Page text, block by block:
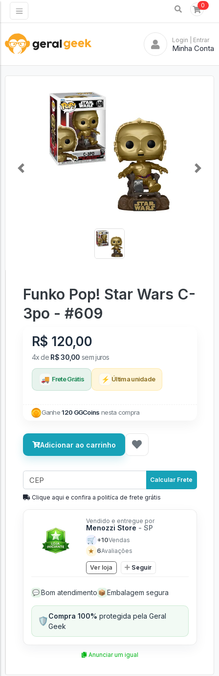
0
Login | Entrar
Minha Conta
Previous Next
Funko Pop! Star Wars C-
3po - #609
R$ 120,00
4x de R$ 30,00 sem juros
🚚 Frete Grátis ⚡ Última unidade
Ganhe120 GGCoins nesta compra
Adicionar ao carrinho
Calcular Frete
Clique aqui e confira a politíca de frete grátis
Vendido e entregue por
Menozzi Store - SP
🛒 +10Vendas
★ 6Avaliações
Ver loja Seguir
💬 Bom atendimento 📦 Embalagem segura
🛡️Compra 100% protegida pela Geral
Geek
Anunciar um igual